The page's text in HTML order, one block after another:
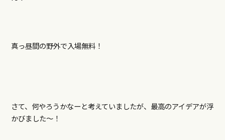
真っ昼間の野外で入場無料！
さて、何やろうかなーと考えていましたが、最高のアイデアが浮
かびました～！